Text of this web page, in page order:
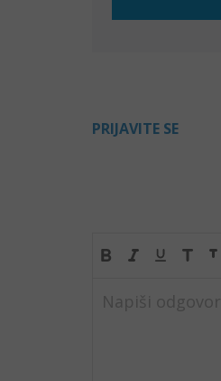
PRIJAVITE SE
Napiši odgovor